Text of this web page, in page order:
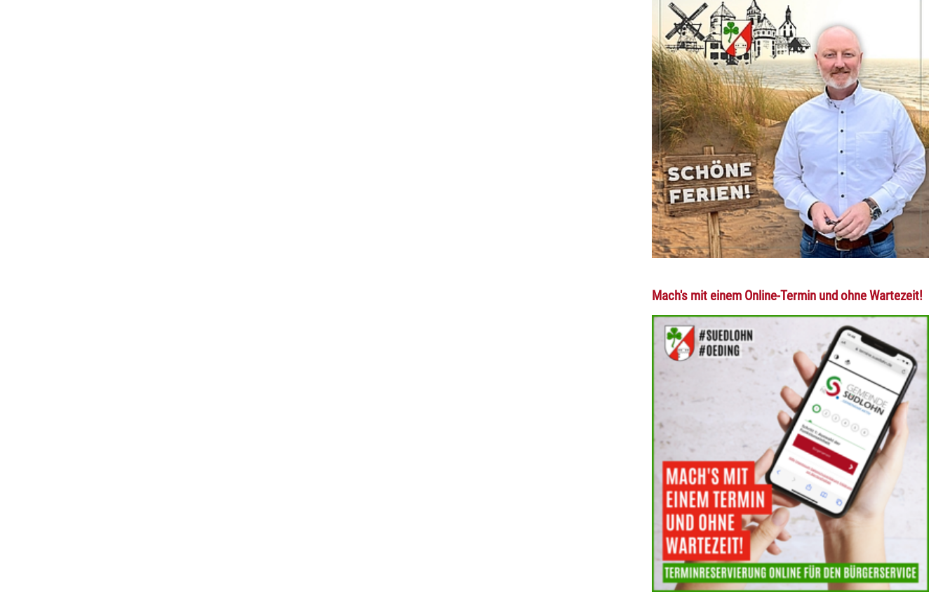
Mach's mit einem Online-Termin und ohne Wartezeit!